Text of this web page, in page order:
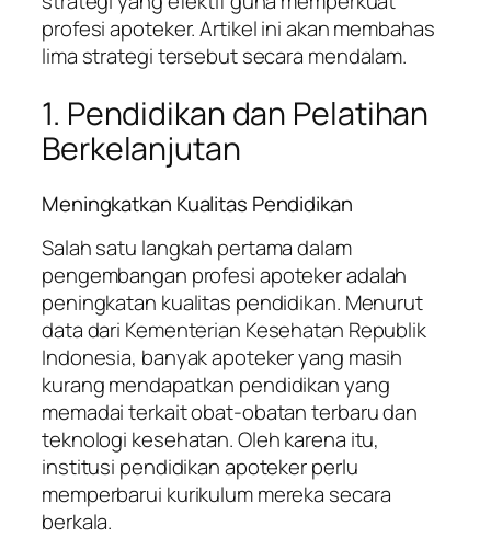
profesi apoteker. Artikel ini akan membahas
lima strategi tersebut secara mendalam.
1. Pendidikan dan Pelatihan
Berkelanjutan
Meningkatkan Kualitas Pendidikan
Salah satu langkah pertama dalam
pengembangan profesi apoteker adalah
peningkatan kualitas pendidikan. Menurut
data dari Kementerian Kesehatan Republik
Indonesia, banyak apoteker yang masih
kurang mendapatkan pendidikan yang
memadai terkait obat-obatan terbaru dan
teknologi kesehatan. Oleh karena itu,
institusi pendidikan apoteker perlu
memperbarui kurikulum mereka secara
berkala.